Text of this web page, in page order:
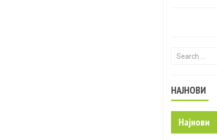
Search for:
НАЈНОВИ
Најнови